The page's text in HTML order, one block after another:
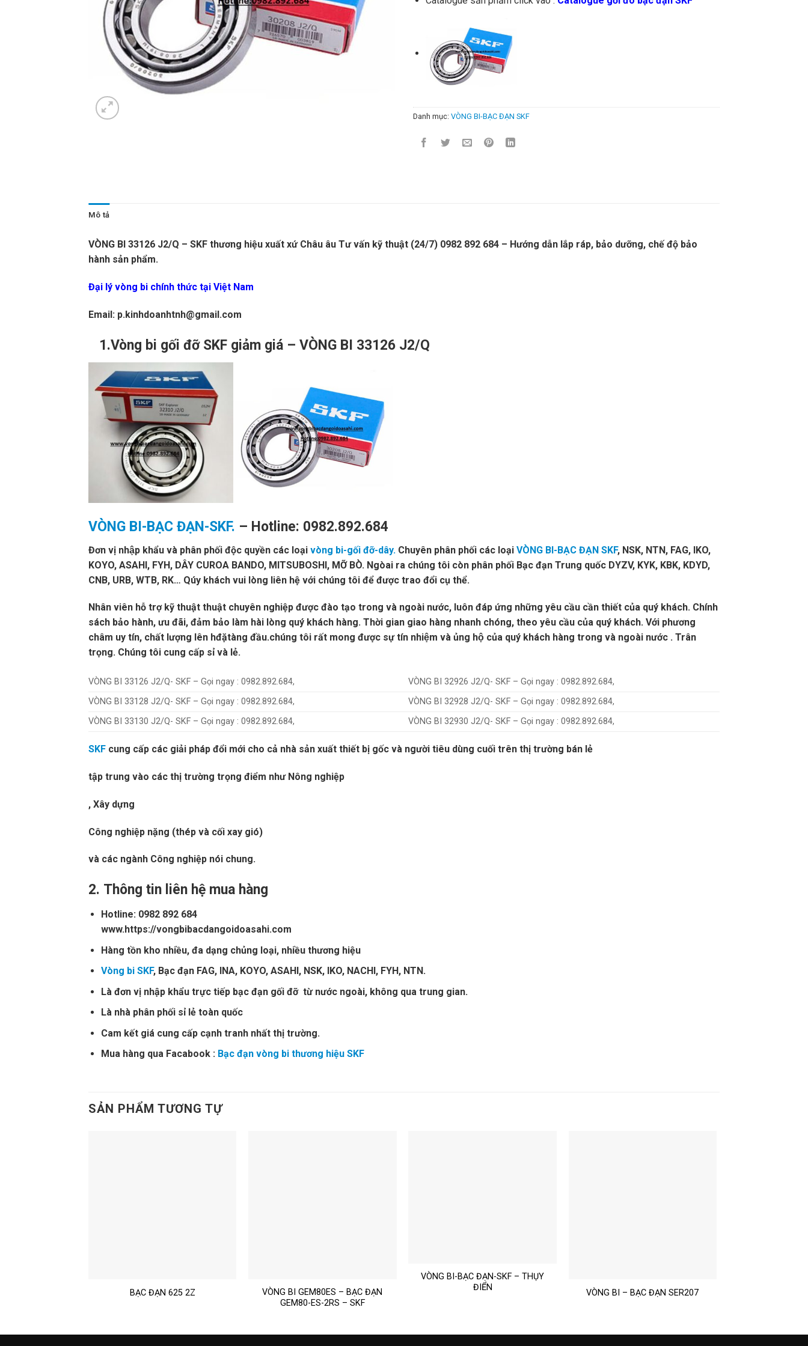
Danh mục: VÒNG BI-BẠC ĐẠN SKF
Mô tả
VÒNG BI 33126 J2/Q – SKF thương hiệu xuất xứ Châu âu Tư vấn kỹ thuật (24/7) 0982 892 684 – Hướng dẫn lắp ráp, bảo dưỡng, chế độ bảo
hành sản phẩm.
Đại lý vòng bi chính thức tại Việt Nam
Email: p.kinhdoanhtnh@gmail.com
1.Vòng bi gối đỡ SKF giảm giá – VÒNG BI 33126 J2/Q
VÒNG BI-BẠC ĐẠN-SKF. – Hotline: 0982.892.684
Đơn vị nhập khẩu và phân phối độc quyền các loại vòng bi-gối đỡ-dây. Chuyên phân phối các loại VÒNG BI-BẠC ĐẠN SKF, NSK, NTN, FAG, IKO,
KOYO, ASAHI, FYH, DÂY CUROA BANDO, MITSUBOSHI, MỠ BÒ. Ngòai ra chúng tôi còn phân phối Bạc đạn Trung quốc DYZV, KYK, KBK, KDYD,
CNB, URB, WTB, RK… Qúy khách vui lòng liên hệ với chúng tôi để được trao đổi cụ thể.
Nhân viên hỗ trợ kỹ thuật thuật chuyên nghiệp được đào tạo trong và ngoài nước, luôn đáp ứng những yêu cầu cần thiết của quý khách. Chính
sách bảo hành, ưu đãi, đảm bảo làm hài lòng quý khách hàng. Thời gian giao hàng nhanh chóng, theo yêu cầu của quý khách. Với phương
châm uy tín, chất lượng lên hđặtàng đầu.chúng tôi rất mong được sự tín nhiệm và ủng hộ của quý khách hàng trong và ngoài nước . Trân
trọng. Chúng tôi cung cấp sỉ và lẻ.
VÒNG BI 33126 J2/Q- SKF – Gọi ngay : 0982.892.684,
VÒNG BI 32926 J2/Q- SKF – Gọi ngay : 0982.892.684,
VÒNG BI 33128 J2/Q- SKF – Gọi ngay : 0982.892.684,
VÒNG BI 32928 J2/Q- SKF – Gọi ngay : 0982.892.684,
VÒNG BI 33130 J2/Q- SKF – Gọi ngay : 0982.892.684,
VÒNG BI 32930 J2/Q- SKF – Gọi ngay : 0982.892.684,
SKF cung cấp các giải pháp đổi mới cho cả nhà sản xuất thiết bị gốc và người tiêu dùng cuối trên thị trường bán lẻ
tập trung vào các thị trường trọng điểm như Nông nghiệp
, Xây dựng
Công nghiệp nặng (thép và cối xay gió)
và các ngành Công nghiệp nói chung.
2. Thông tin liên hệ mua hàng
Hotline: 0982 892 684
www.https://vongbibacdangoidoasahi.com
Hàng tồn kho nhiều, đa dạng chủng loại, nhiều thương hiệu
Vòng bi SKF, Bạc đạn FAG, INA, KOYO, ASAHI, NSK, IKO, NACHI, FYH, NTN.
Là đơn vị nhập khẩu trực tiếp bạc đạn gối đỡ từ nước ngoài, không qua trung gian.
Là nhà phân phối sỉ lẻ toàn quốc
Cam kết giá cung cấp cạnh tranh nhất thị trường.
Mua hàng qua Facabook : Bạc đạn vòng bi thương hiệu SKF
SẢN PHẨM TƯƠNG TỰ
BẠC ĐẠN 625 2Z
VÒNG BI GEM80ES – BẠC ĐẠN
GEM80-ES-2RS – SKF
VÒNG BI-BẠC ĐẠN-SKF – THỤY
ĐIỂN
VÒNG BI – BẠC ĐẠN SER207